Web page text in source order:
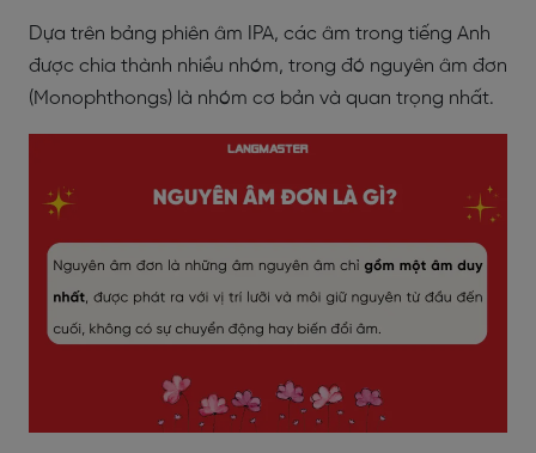
Dựa trên bảng phiên âm IPA, các âm trong tiếng Anh
được chia thành nhiều nhóm, trong đó nguyên âm đơn
(Monophthongs) là nhóm cơ bản và quan trọng nhất.